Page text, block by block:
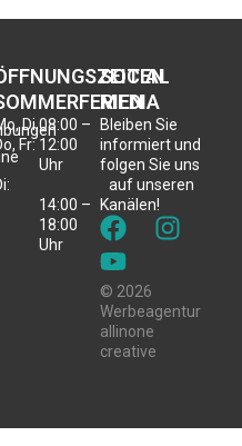
Di,
Fr:
08:00 –
12:00
Uhr
14:00 –
18:00
Uhr
SOCIAL
MEDIA
Bleiben Sie
informiert und
folgen Sie uns
auf unseren
Kanälen!
© 2026
Werbeagentur
allinone
creative